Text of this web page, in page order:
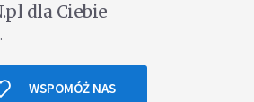
dla Ciebie
WSPOMÓŻ NAS